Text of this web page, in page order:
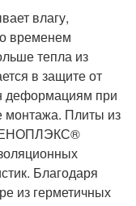
влагу,
временем
тепла из
в защите от
деформациям при
монтажа. Плиты из
ПЕНОПЛЭКС®
Благодаря
из герметичных